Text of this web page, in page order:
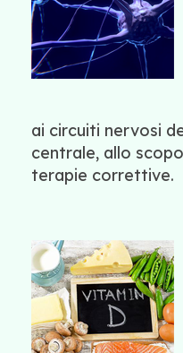
ai circuiti nervosi
centrale, allo
terapie correttive.